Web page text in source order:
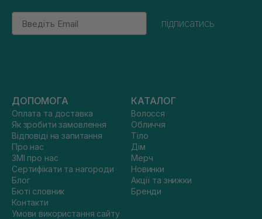
Email
підписатись
ДОПОМОГА
Оплата та доставка
Як зробити замовлення
Відповіді на запитання
Про нас
ЗМІ про нас
Сертифікати та нагороди
Блог
Бюті словник
Контакти
Умови використання сайту
КАТАЛОГ
Волосся
Обличчя
Тіло
Дім
Мерч
Новинки
Акції та знижки
Бренди